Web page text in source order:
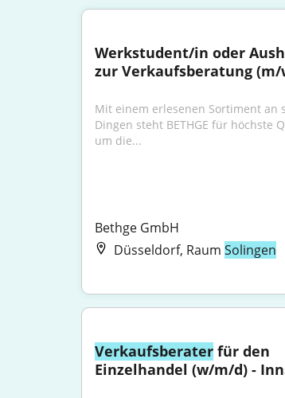
Werkstudent/in oder
zur Verkaufsberatung (m/
Mit einem erlesenen Sortiment an
Dingen steht BETHGE für höchste
um die...
Bethge GmbH
Düsseldorf, Raum Solingen
Verkaufsberater für den
Einzelhandel (w/m/d) -